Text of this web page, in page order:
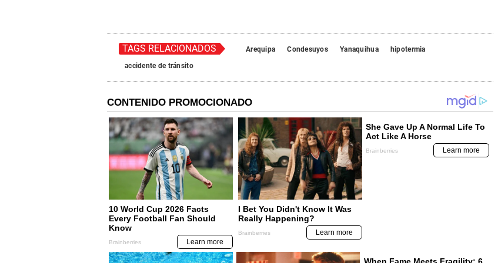
TAGS RELACIONADOS Arequipa Condesuyos Yanaquihua
hipotermia
accidente de tránsito